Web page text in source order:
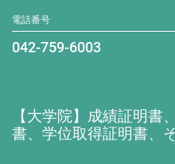
電話番号
042-759-6003
【大学院】成績証明書
書、学位取得証明書、